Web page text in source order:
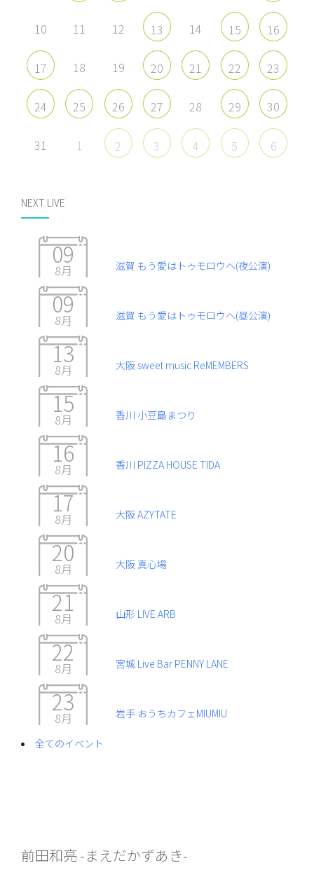
10 11 12 13 14 15 16
17 18 19 20 21 22 23
24 25 26 27 28 29 30
31 1 2 3 4 5 6
NEXT LIVE
09
8月 滋賀 もう愛はトゥモロウヘ(夜公演)
09
8月 滋賀 もう愛はトゥモロウヘ(昼公演)
13
8月 大阪 sweet music ReMEMBERS
15
8月 香川 小豆島まつり
16
8月 香川 PIZZA HOUSE TIDA
17
8月 大阪 AZYTATE
20
8月 大阪 真心場
21
8月 山形 LIVE ARB
22
8月 宮城 Live Bar PENNY LANE
23
8月 岩手 おうちカフェMIUMIU
全てのイベント
前田和亮 -まえだかずあき-